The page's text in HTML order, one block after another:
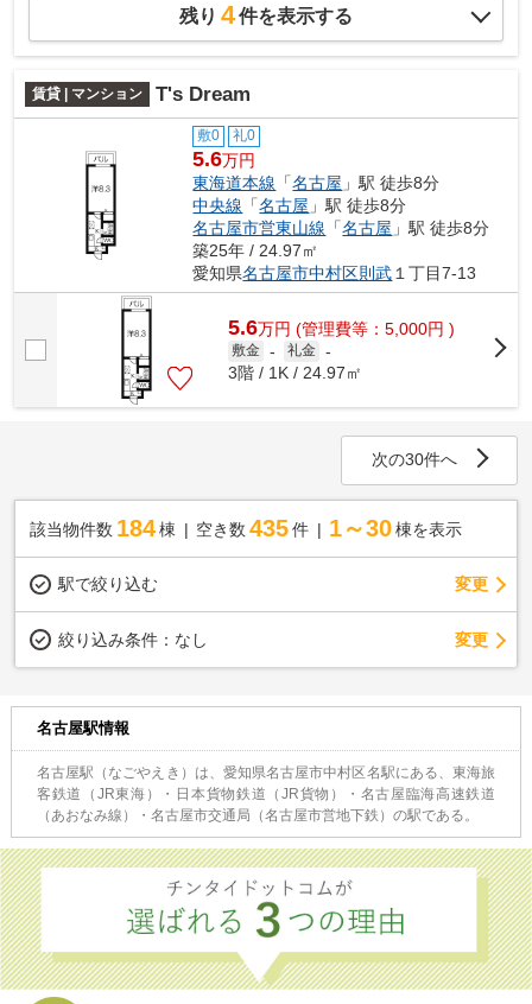
残り 4件を表示する
賃貸 | マンション T's Dream
敷0 礼0
5.6万円
東海道本線 「名古屋 」駅 徒歩8分
中央線 「名古屋 」駅 徒歩8分
名古屋市営東山線 「名古屋 」駅 徒歩8分
築25年 / 24.97㎡
愛知県名古屋市中村区則武１丁目7-13
5.6万円 (管理費等：5,000円 )
敷金 - 礼金 -
3階 / 1K / 24.97㎡
次の30件へ
該当物件数 184棟 空き数 435 件 1～30 棟を表示
駅で絞り込む 変更
絞り込み条件： なし 変更
名古屋駅情報
名古屋駅（なごやえき）は、愛知県名古屋市中村区名駅にある、東海旅
客鉄道（JR東海）・日本貨物鉄道（JR貨物）・名古屋臨海高速鉄道
（あおなみ線）・名古屋市交通局（名古屋市営地下鉄）の駅である。